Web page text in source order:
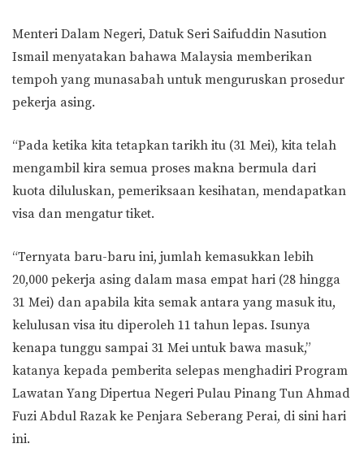
Menteri Dalam Negeri, Datuk Seri Saifuddin Nasution
Ismail menyatakan bahawa Malaysia memberikan
tempoh yang munasabah untuk menguruskan prosedur
pekerja asing.
“Pada ketika kita tetapkan tarikh itu (31 Mei), kita telah
mengambil kira semua proses makna bermula dari
kuota diluluskan, pemeriksaan kesihatan, mendapatkan
visa dan mengatur tiket.
“Ternyata baru-baru ini, jumlah kemasukkan lebih
20,000 pekerja asing dalam masa empat hari (28 hingga
31 Mei) dan apabila kita semak antara yang masuk itu,
kelulusan visa itu diperoleh 11 tahun lepas. Isunya
kenapa tunggu sampai 31 Mei untuk bawa masuk,”
katanya kepada pemberita selepas menghadiri Program
Lawatan Yang Dipertua Negeri Pulau Pinang Tun Ahmad
Fuzi Abdul Razak ke Penjara Seberang Perai, di sini hari
ini.